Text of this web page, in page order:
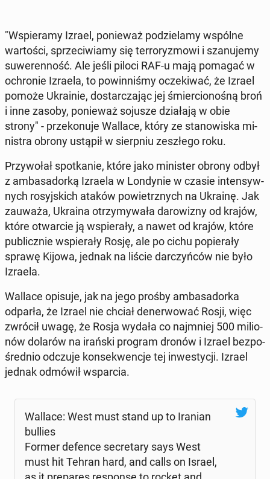
"Wspie­ra­my Izrael, po­nie­waż po­dzie­la­my wspólne
war­to­ści, sprze­ci­wia­my się ter­ro­ry­zmo­wi i sza­nu­je­my
su­we­ren­ność. Ale jeśli piloci RAF-u mają pomagać w
ochro­nie Izraela, to po­win­ni­śmy ocze­ki­wać, że Izrael
pomoże Ukra­inie, do­star­cza­jąc jej śmier­cio­no­śną broń
i inne zasoby, po­nie­waż sojusze dzia­ła­ją w obie
strony" - prze­ko­nu­je Wallace, który ze sta­no­wi­ska mi­
ni­stra obrony ustąpił w sierp­niu ze­szłe­go roku.
Przy­wo­łał spo­tka­nie, które jako mi­ni­ster obrony odbył
z am­ba­sa­dor­ką Izraela w Lon­dy­nie w czasie in­ten­syw­
nych ro­syj­skich ataków po­wietrz­nych na Ukrainę. Jak
zauważa, Ukraina otrzy­my­wa­ła da­ro­wi­zny od krajów,
które otwar­cie ją wspie­ra­ły, a nawet od krajów, które
pu­blicz­nie wspie­ra­ły Rosję, ale po cichu po­pie­ra­ły
sprawę Kijowa, jednak na liście dar­czyń­ców nie było
Izraela.
Wallace opisuje, jak na jego prośby am­ba­sa­dor­ka
odparła, że Izrael nie chciał de­ner­wo­wać Rosji, więc
zwrócił uwagę, że Rosja wydała co naj­mniej 500 mi­lio­
nów dolarów na irański program dronów i Izrael bez­po­
śred­nio odczuje kon­se­kwen­cje tej in­we­sty­cji. Izrael
jednak odmówił wspar­cia.
Wallace: West must stand up to Iranian
bullies
Former defence se­cre­ta­ry says West
must hit Tehran hard, and calls on Israel,